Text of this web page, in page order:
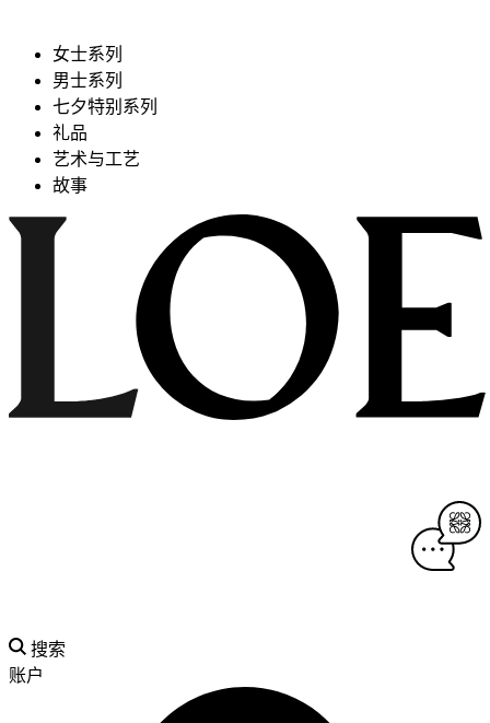
女士系列
男士系列
七夕特别系列
礼品
艺术与工艺
故事
搜索
账户